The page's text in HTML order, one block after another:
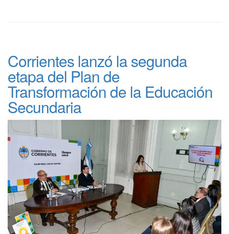
Corrientes lanzó la segunda
etapa del Plan de
Transformación de la Educación
Secundaria